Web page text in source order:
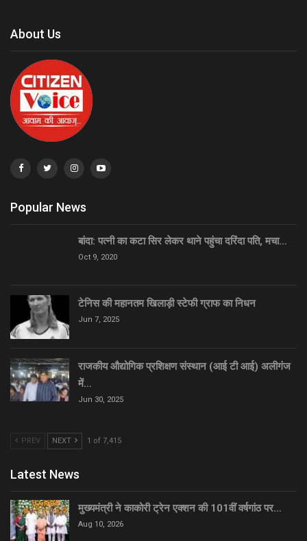
About Us
Popular News
बांदा: पत्नी का कटा सिर लेकर थाने पहुंचा दरिंदा पति, मचा…
Oct 9, 2020
टेनिस की महानतम खिलाड़ी स्टेफी ग्राफ का निधन
Jun 7, 2025
राजकीय औद्योगिक प्रशिक्षण संस्थान (आई टी आई) अलीगंज
में…
Jun 30, 2025
PREV NEXT 1 of 7,415
Latest News
मुख्यमंत्री ने काकोरी ट्रेन एक्शन की 101वीं वर्षगांठ पर…
Aug 10, 2026